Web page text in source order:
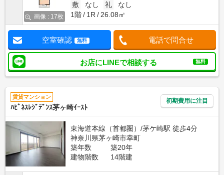
画像 : 17枚
敷
なし 礼
なし
1階
1R 26.08㎡
空室確認 無料 電話で問合せ
お店にLINEで相談する 無料
賃貸マンション
ﾊﾋﾟﾈｽﾚｼﾞﾃﾞﾝｽ茅ヶ崎ｲｰｽﾄ
初期費用に注目
東海道本線（首都圏）/茅ケ崎駅 徒歩4分
神奈川県茅ヶ崎市幸町
築年数
築20年
建物階数
14階建